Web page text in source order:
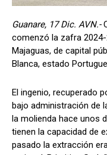
Guanare, 17 Dic. AVN.-
comenzó la zafra
Majaguas, de capital
Blanca, estado
El ingenio, recuperado
bajo administración de
la molienda hace unos
tienen la capacidad de
pasado la extracción